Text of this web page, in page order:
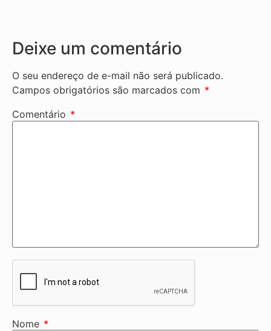
Deixe um comentário
O seu endereço de e-mail não será publicado.
Campos obrigatórios são marcados com *
Comentário *
Nome *